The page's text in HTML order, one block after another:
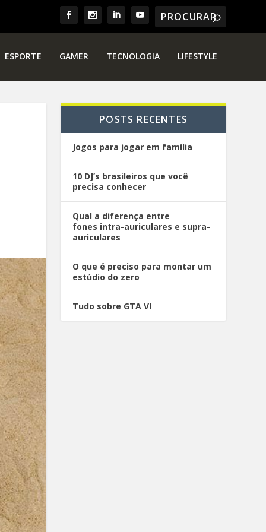
ESPORTE GAMER TECNOLOGIA LIFESTYLE
POSTS RECENTES
Jogos para jogar em família
10 DJ’s brasileiros que você
precisa conhecer
Qual a diferença entre
fones intra-auriculares e supra-
auriculares
O que é preciso para montar um
estúdio do zero
Tudo sobre GTA VI